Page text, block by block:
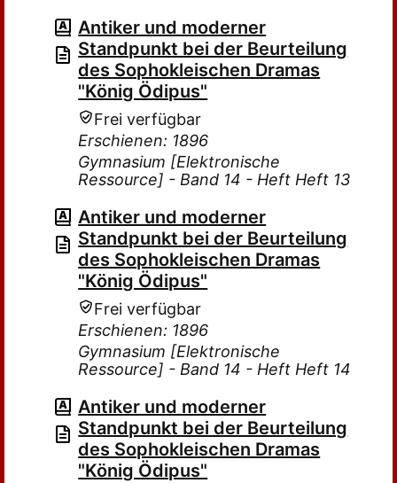
Antiker und moderner
Standpunkt bei der Beurteilung
des Sophokleischen Dramas
"König Ödipus"
Frei verfügbar
Erschienen: 1896
Gymnasium [Elektronische
Ressource] - Band 14 - Heft Heft 13
Antiker und moderner
Standpunkt bei der Beurteilung
des Sophokleischen Dramas
"König Ödipus"
Frei verfügbar
Erschienen: 1896
Gymnasium [Elektronische
Ressource] - Band 14 - Heft Heft 14
Antiker und moderner
Standpunkt bei der Beurteilung
des Sophokleischen Dramas
"König Ödipus"